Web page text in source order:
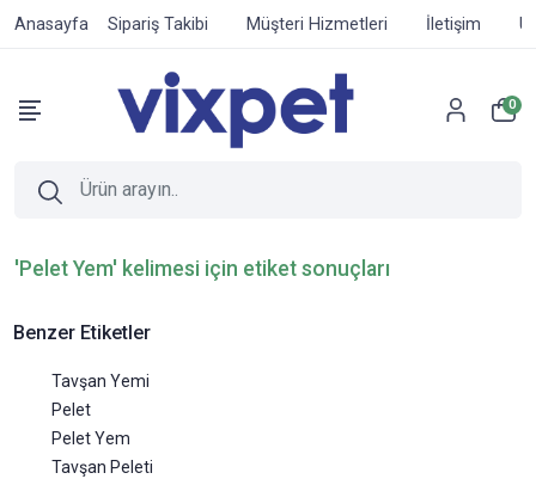
Anasayfa Sipariş Takibi Müşteri Hizmetleri İletişim
0
'Pelet Yem' kelimesi için etiket sonuçları
Benzer Etiketler
Tavşan Yemi
Pelet
Pelet Yem
Tavşan Peleti